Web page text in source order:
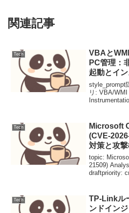
関連記事
Tech
VBAと
PC管理：
起動とイ
ーション
style_prompt
リ: VBA/
Tech
Microsoft
(CVE-
対策と攻
topic:
21509)
draftpriority:
Tech
TP-Linkル
ンドイン